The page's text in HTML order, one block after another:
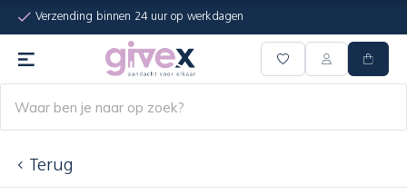
Verzending binnen 24 uur op werkdagen
Terug